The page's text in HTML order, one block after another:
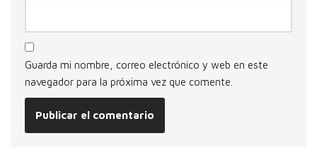
Guarda mi nombre, correo electrónico y web en este
navegador para la próxima vez que comente.